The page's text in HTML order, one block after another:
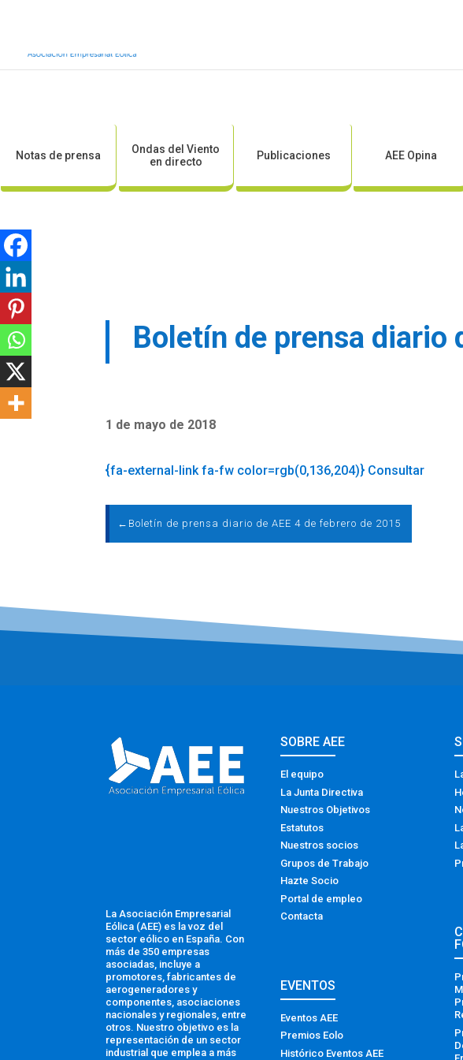
Notas de prensa
Ondas del Viento
en directo
Publicaciones AEE Opina
Boletín de prensa diario
1 de mayo de 2018
{fa-external-link fa-fw color=rgb(0,136,204)} Consultar
← Boletín de prensa diario de AEE 4 de febrero de 2015
La Asociación Empresarial
Eólica (AEE) es la voz del
sector eólico en España. Con
más de 350 empresas
asociadas, incluye a
promotores, fabricantes de
aerogeneradores y
componentes, asociaciones
nacionales y regionales, entre
otros. Nuestro objetivo es la
representación de un sector
industrial que emplea a más
SOBRE AEE
El equipo
La Junta Directiva
Nuestros Objetivos
Estatutos
Nuestros socios
Grupos de Trabajo
Hazte Socio
Portal de empleo
Contacta
EVENTOS
Eventos AEE
Premios Eolo
Histórico Eventos AEE